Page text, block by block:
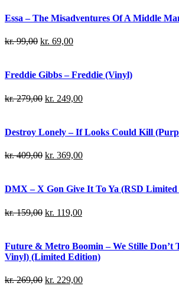
Essa – The Misadventures Of A Middle
kr.99,00 kr. 69,00
Freddie Gibbs – Freddie (Vinyl)
kr.279,00 kr. 249,00
Destroy Lonely – If Looks Could Kill
kr.409,00 kr. 369,00
DMX – X Gon Give It To Ya (RSD
kr.159,00 kr. 119,00
Future & Metro Boomin – We Stille Don’t
Vinyl) (Limited Edition)
kr.269,00 kr. 229,00